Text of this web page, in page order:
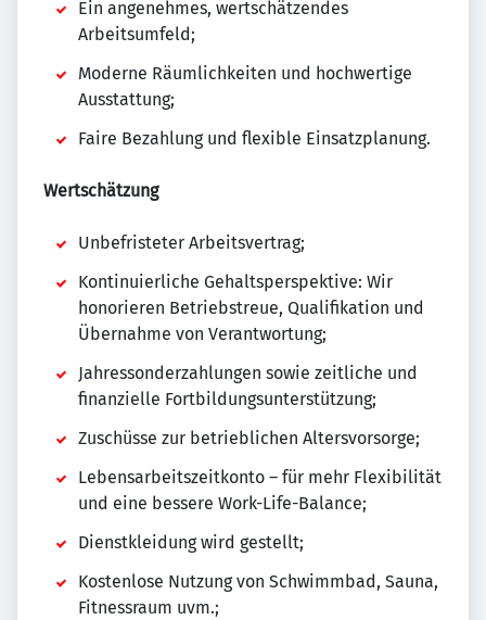
Ein angenehmes, wertschätzendes
Arbeitsumfeld;
Moderne Räumlichkeiten und hochwertige
Ausstattung;
Faire Bezahlung und flexible Einsatzplanung.
Wertschätzung
Unbefristeter Arbeitsvertrag;
Kontinuierliche Gehaltsperspektive: Wir
honorieren Betriebstreue, Qualifikation und
Übernahme von Verantwortung;
Jahressonderzahlungen sowie zeitliche und
finanzielle Fortbildungsunterstützung;
Zuschüsse zur betrieblichen Altersvorsorge;
Lebensarbeitszeitkonto – für mehr Flexibilität
und eine bessere Work-Life-Balance;
Dienstkleidung wird gestellt;
Kostenlose Nutzung von Schwimmbad, Sauna,
Fitnessraum uvm.;